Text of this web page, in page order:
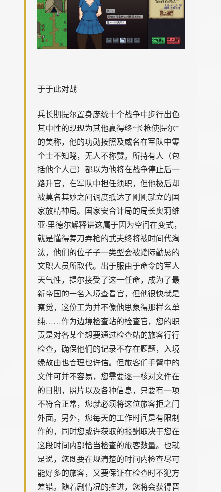
于于此对战
兵长期提尔置身庞统十个战争中步行出色
其中性的现现为其他赢得终“长枪使提尔”
的美称，他的功勋按照及威名在军队中零
个士不知晓，无人不称赞。所持有人（包
括他个人己）都以为他将在战争停止后一
路升官，在军队中担任须职，但他极后却
被莫名其妙之间调度抵达了刚刚就立的国
家放精神局。国家安合计局的局长奥莉维
亚·里德尔解释讲这属于因为空间在变式，
就是懂得舞刀弄枪的武夫终将被时间代淘
汰，他们的位子子一类型会被踏际勤恳的
文职人员所取代。出于服由于命令的军人
天气性，提尔接受了这一任命，成为了最
新帝国的一名入境查看官，但他很快就是
察觉，这份工为并不像他思象得那样么单
纯……作为边境检查站的检查官，您的职
责是对各某个想要通过检查站的旅客行行
检查，确保他们的记录不存在题题，入境
缘故由也合理也许信。但旅客们手臂中的
文件可并不容易，您需要逐一核对文件在
的日期，照片以及各种信息，只要有一项
不符合正常，您就必须将这位旅客拒之门
外面。另外，您每天的工作时间是有限制
作的，同时您或许获取的报酬取决于您在
这段时间内部恰当检查的旅客数量。也就
是说，您既要在规清楚的时间内检查尽可
能好多的旅客，又要保证在检查时不犯方
差错。随着剧情况的推进，您将会获得晋